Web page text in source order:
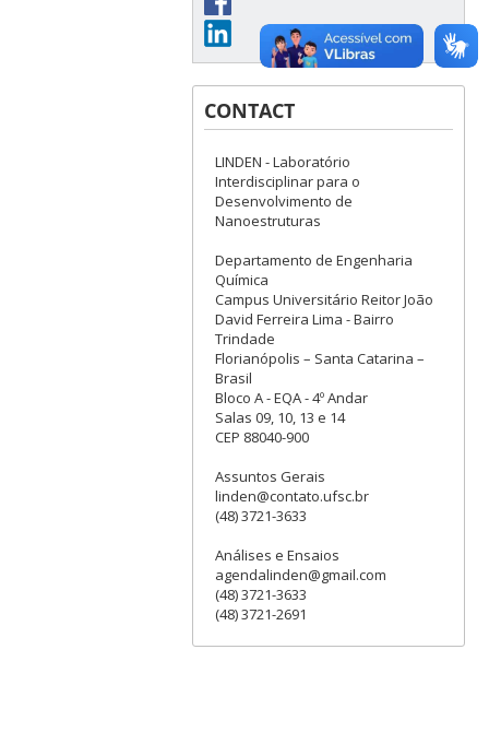
CONTACT
LINDEN - Laboratório
Interdisciplinar para o
Desenvolvimento de
Nanoestruturas
Departamento de Engenharia
Química
Campus Universitário Reitor João
David Ferreira Lima - Bairro
Trindade
Florianópolis – Santa Catarina –
Brasil
Bloco A - EQA - 4º Andar
Salas 09, 10, 13 e 14
CEP 88040-900
Assuntos Gerais
linden@contato.ufsc.br
(48) 3721-3633
Análises e Ensaios
agendalinden@gmail.com
(48) 3721-3633
(48) 3721-2691